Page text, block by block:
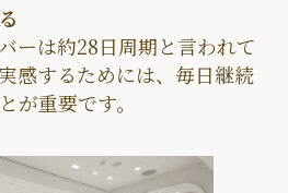
ーは約28日周期と言われて
感するためには、毎日継続
が重要です。